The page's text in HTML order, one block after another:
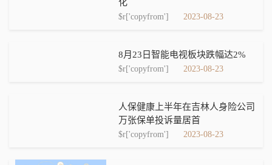
化
$r['copyfrom'] 2023-08-23
8月23日智能电视板块跌幅达2%
$r['copyfrom'] 2023-08-23
人保健康上半年在吉林人身险公司
万张保单投诉量居首
$r['copyfrom'] 2023-08-23